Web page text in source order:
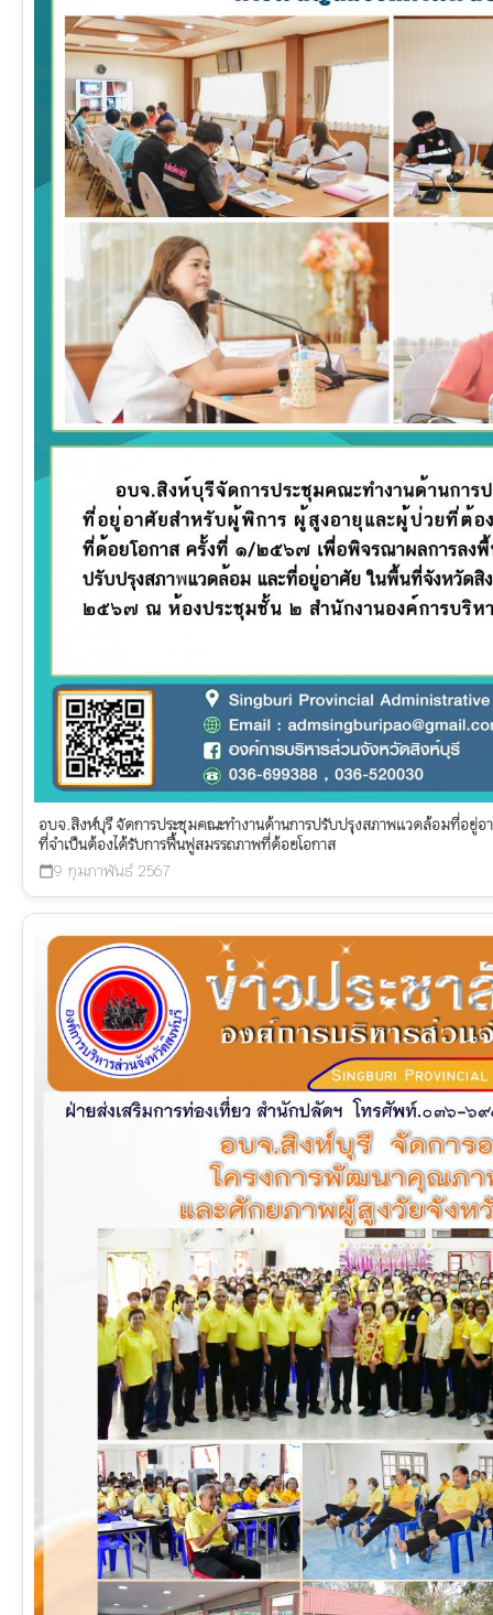
อบจ.สิงห์บุรี จัดการประชุมคณะทำงานด้านการปรับปรุงสภาพแวดล้อมที่อยู่อ
ที่จำเป็นต้องได้รับการฟื้นฟูสมรรถภาพที่ด้อยโอกาส
calendar_today9 กุมภาพันธ์ 2567